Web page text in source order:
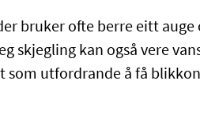
bruker ofte berre eitt auge
skjegling kan også vere
som utfordrande å få